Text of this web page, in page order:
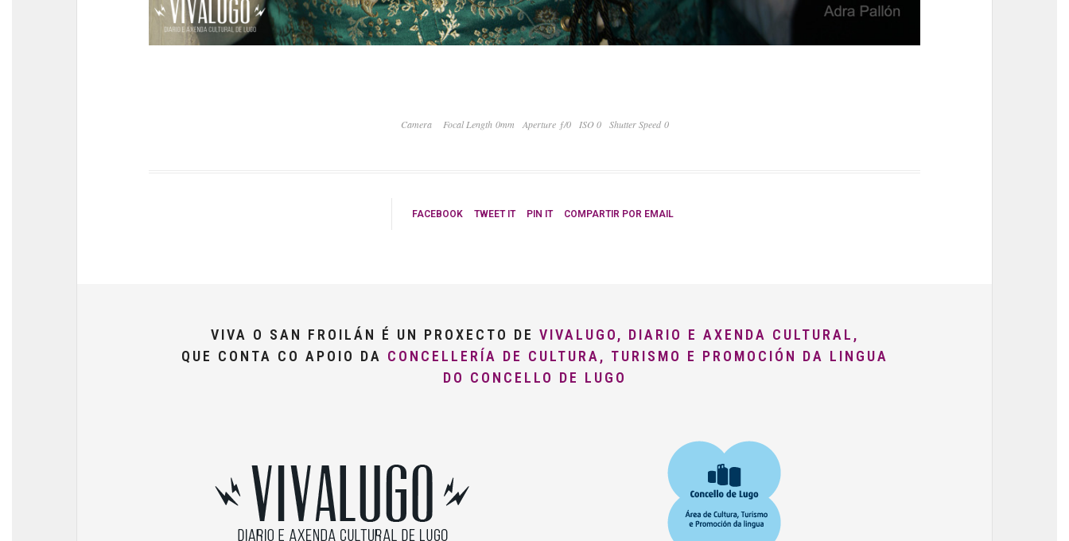
Camera Focal Length 0mm Aperture ƒ/0 ISO 0 Shutter Speed 0
FACEBOOK TWEET IT PIN IT COMPARTIR POR EMAIL
VIVA O SAN FROILÁN É UN PROXECTO DE VIVALUGO, DIARIO E AXENDA CULTURAL,
QUE CONTA CO APOIO DA CONCELLERÍA DE CULTURA, TURISMO E PROMOCIÓN DA LINGUA
DO CONCELLO DE LUGO